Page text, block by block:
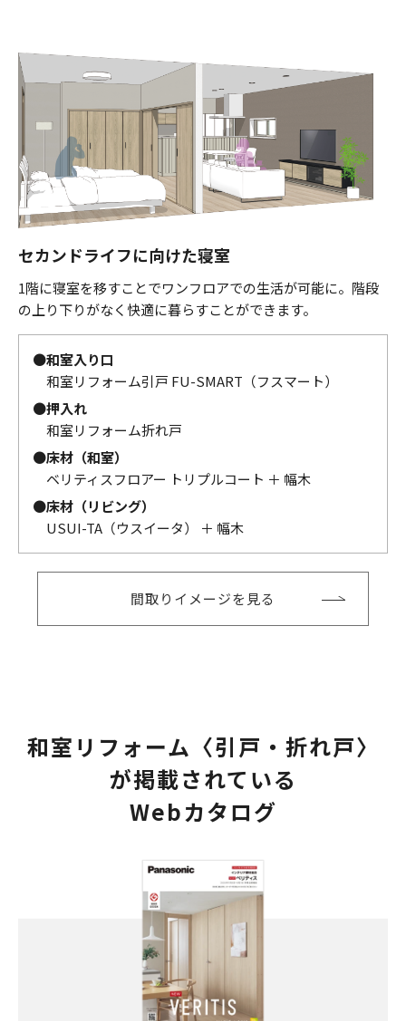
セカンドライフに向けた寝室
1階に寝室を移すことでワンフロアでの生活が可能に。階段
の上り下りがなく快適に暮らすことができます。
●和室入り口
和室リフォーム引戸 FU-SMART（フスマート）
●押入れ
和室リフォーム折れ戸
●床材（和室）
ベリティスフロアー トリプルコート ＋ 幅木
●床材（リビング）
USUI-TA（ウスイータ） ＋ 幅木
間取りイメージを見る
和室リフォーム〈引戸・折れ戸〉
が掲載されている
Webカタログ